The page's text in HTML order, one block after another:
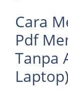
Cara
Pdf
Tanpa
Laptop)